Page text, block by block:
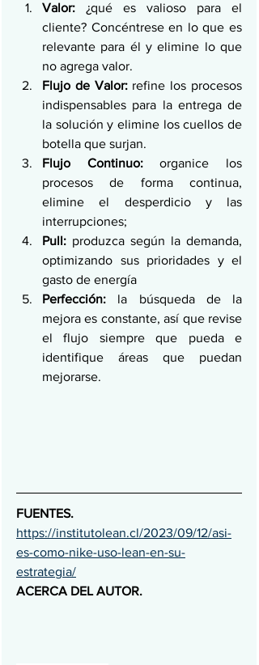
Valor: ¿qué es valioso para el
cliente? Concéntrese en lo que es
relevante para él y elimine lo que
no agrega valor.
Flujo de Valor: refine los procesos
indispensables para la entrega de
la solución y elimine los cuellos de
botella que surjan.
Flujo Continuo: organice los
procesos de forma continua,
elimine el desperdicio y las
interrupciones;
Pull: produzca según la demanda,
optimizando sus prioridades y el
gasto de energía
Perfección: la búsqueda de la
mejora es constante, así que revise
el flujo siempre que pueda e
identifique áreas que puedan
mejorarse.
FUENTES.
https://institutolean.cl/2023/09/12/asi-
es-como-nike-uso-lean-en-su-
estrategia/
ACERCA DEL AUTOR.